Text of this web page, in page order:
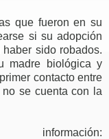
que fueron en su
si su adopción
sido robados.
madre biológica y
contacto entre
se cuenta con la